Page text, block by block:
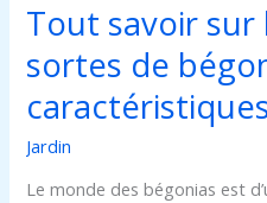
Tout savoir
sortes de
Jardin
Le monde des bégonias est